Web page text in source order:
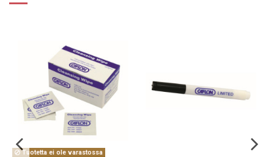
Tuotetta ei ole varastossa